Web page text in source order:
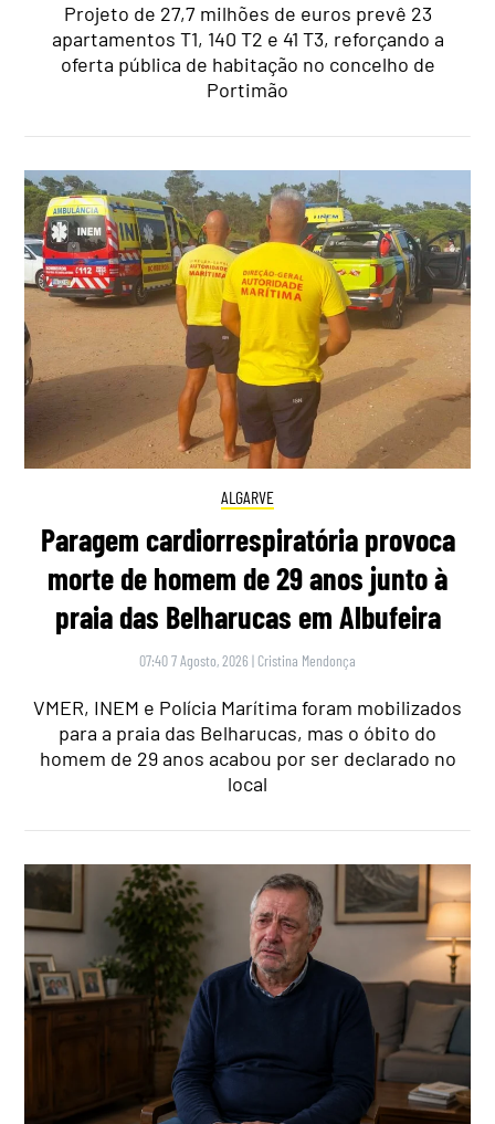
Projeto de 27,7 milhões de euros prevê 23
apartamentos T1, 140 T2 e 41 T3, reforçando a
oferta pública de habitação no concelho de
Portimão
ALGARVE
Paragem cardiorrespiratória provoca
morte de homem de 29 anos junto à
praia das Belharucas em Albufeira
07:40 7 Agosto, 2026 | Cristina Mendonça
VMER, INEM e Polícia Marítima foram mobilizados
para a praia das Belharucas, mas o óbito do
homem de 29 anos acabou por ser declarado no
local